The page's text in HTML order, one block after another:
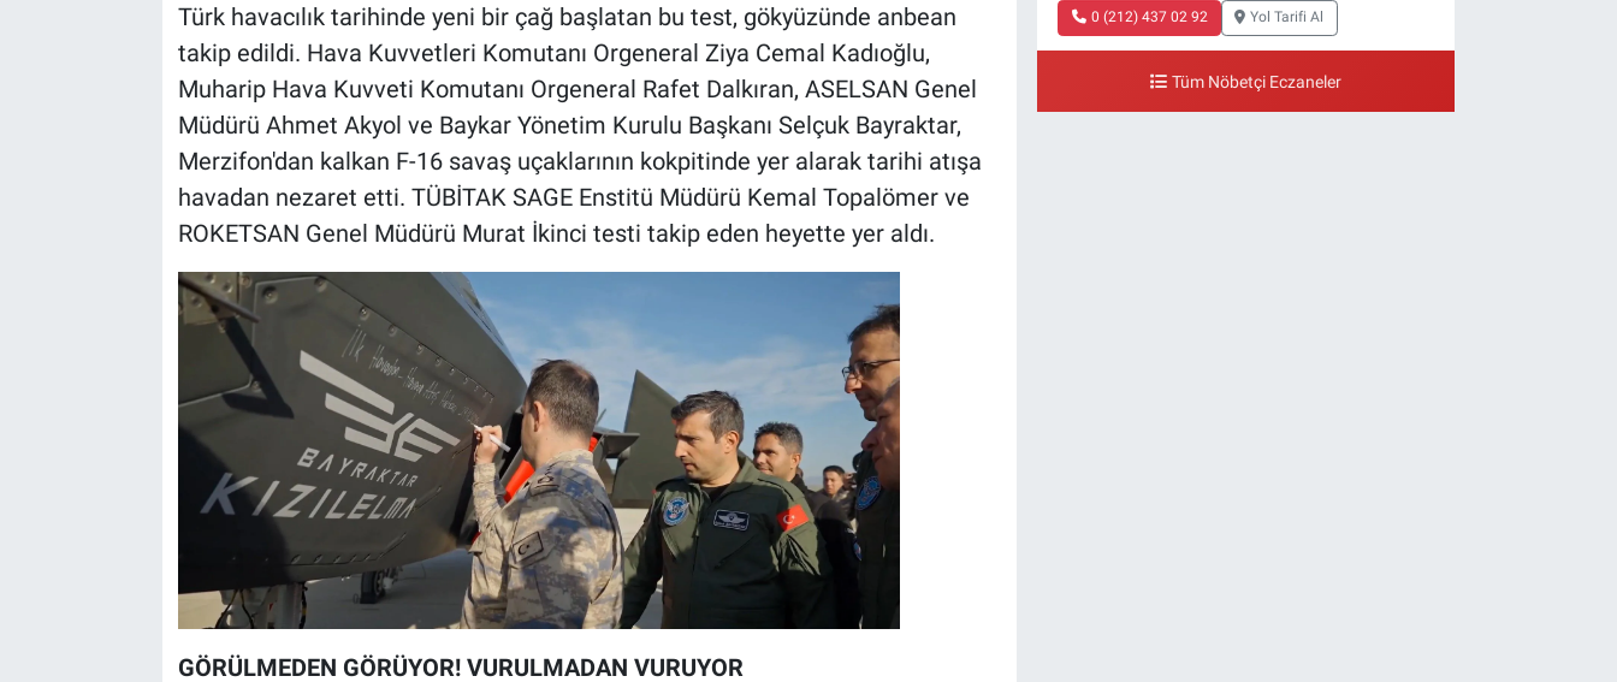
Türk havacılık tarihinde yeni bir çağ başlatan bu test, gökyüzünde anbean
takip edildi. Hava Kuvvetleri Komutanı Orgeneral Ziya Cemal Kadıoğlu,
Muharip Hava Kuvveti Komutanı Orgeneral Rafet Dalkıran, ASELSAN Genel
Müdürü Ahmet Akyol ve Baykar Yönetim Kurulu Başkanı Selçuk Bayraktar,
Merzifon'dan kalkan F-16 savaş uçaklarının kokpitinde yer alarak tarihi atışa
havadan nezaret etti. TÜBİTAK SAGE Enstitü Müdürü Kemal Topalömer ve
ROKETSAN Genel Müdürü Murat İkinci testi takip eden heyette yer aldı.
GÖRÜLMEDEN GÖRÜYOR! VURULMADAN VURUYOR
0 (212) 437 02 92 Yol Tarifi Al
Tüm Nöbetçi Eczaneler